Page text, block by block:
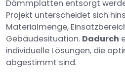
Dämmplatten entsorgt
Projekt unterscheidet sich
Materialmenge,
Gebäudesituation. Dadurch
individuelle Lösungen, die
abgestimmt sind.